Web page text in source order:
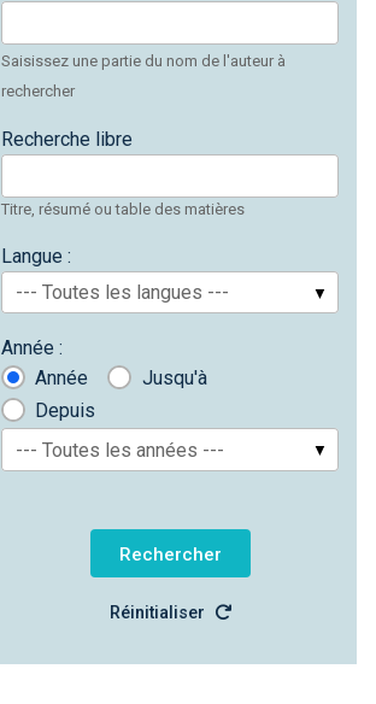
Saisissez une partie du nom de l'auteur à
rechercher
Recherche libre
Titre, résumé ou table des matières
Langue :
--- Toutes les langues ---
Année :
Année
Jusqu'à
Depuis
--- Toutes les années ---
Réinitialiser